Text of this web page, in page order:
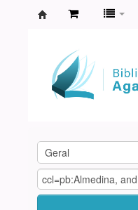
Agamenon
Magalhães